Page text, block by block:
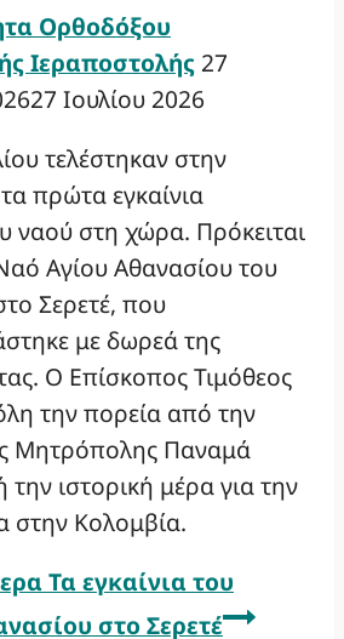
Ορθοδόξου
Ιεραποστολής 27
27 Ιουλίου 2026
τελέστηκαν στην
πρώτα εγκαίνια
ναού στη χώρα. Πρόκειται
Αγίου Αθανασίου του
Σερετέ, που
με δωρεά της
Ο Επίσκοπος Τιμόθεος
την πορεία από την
Μητρόπολης Παναμά
την ιστορική μέρα για την
στην Κολομβία.
Τα εγκαίνια του
στο Σερετέ